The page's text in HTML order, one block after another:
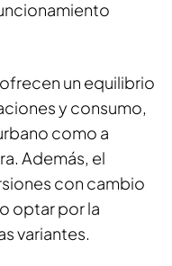
un equilibrio
y consumo,
como a
Además, el
con cambio
optar por la
variantes.